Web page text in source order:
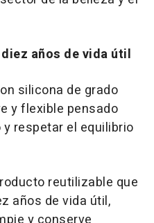
años de vida útil
silicona de grado
y flexible pensado
respetar el equilibrio
reutilizable que
años de vida útil,